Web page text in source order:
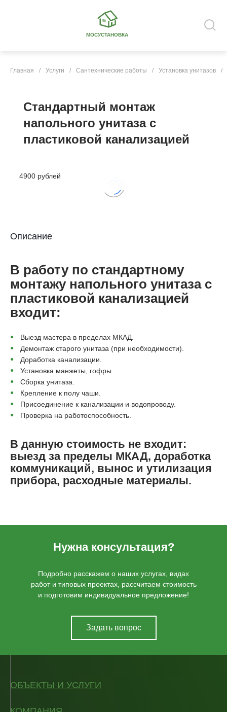
МОСУСТАНОВКА
Главная / Услуги / Сантехнические работы / Установка унитазов /
Стандартный монтаж
напольного унитаза с
пластиковой канализацией
4900 рублей
Описание
В работу по стандартному
монтажу напольного унитаза с
пластиковой канализацией
входит:
Выезд мастера в пределах МКАД.
Демонтаж старого унитаза (при необходимости).
Доработка канализации.
Установка манжеты, гофры.
Сборка унитаза.
Крепление к полу чаши.
Присоединение к канализации и водопроводу.
Проверка на работоспособность.
В данную стоимость не входит:
выезд за пределы МКАД, доработка
коммуникаций, вынос и утилизация
прибора, расходные материалы.
Нужна консультация?
Подробно расскажем о наших услугах, видах
работ и типовых проектах, рассчитаем стоимость
и подготовим индивидуальное предложение!
Задать вопрос
ОБЪЕКТЫ И УСЛУГИ